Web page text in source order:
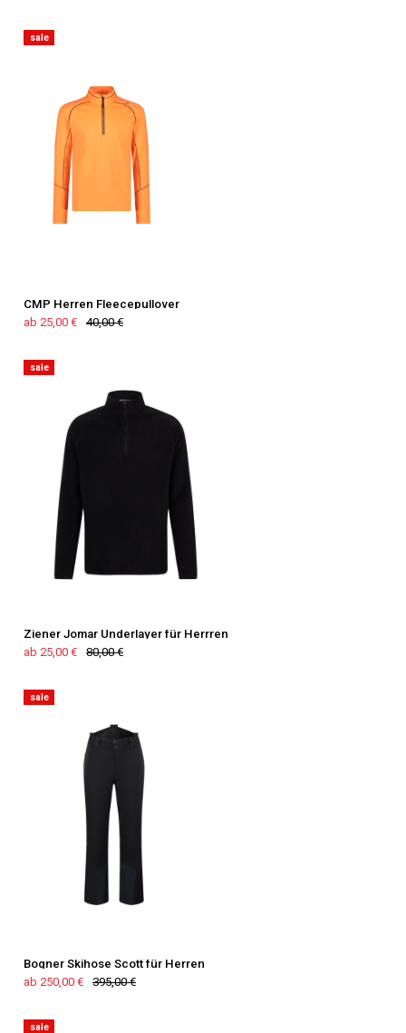
sale
CMP Herren Fleecepullover
ab 25,00 €
40,00 €
sale
Ziener Jomar Underlayer für Herrren
ab 25,00 €
80,00 €
sale
Bogner Skihose Scott für Herren
ab 250,00 €
395,00 €
sale